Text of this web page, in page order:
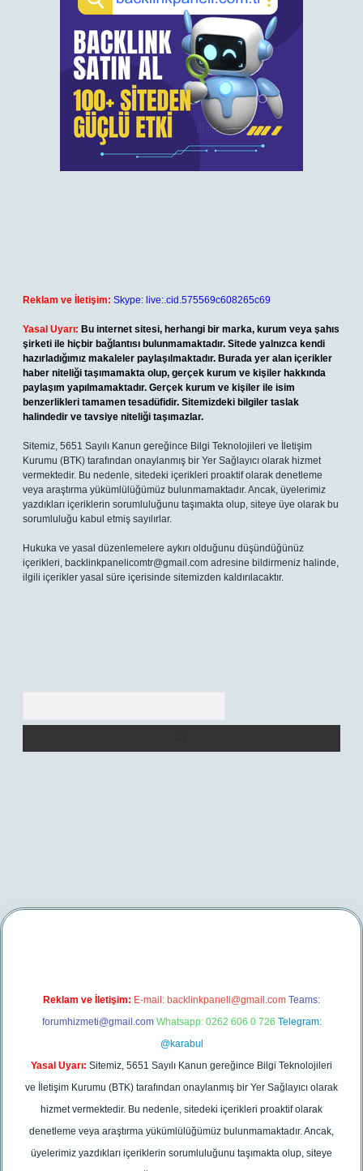
Reklam ve İletişim: Skype: live:.cid.575569c608265c69
Yasal Uyarı: Bu internet sitesi, herhangi bir marka, kurum veya şahıs
şirketi ile hiçbir bağlantısı bulunmamaktadır. Sitede yalnızca kendi
hazırladığımız makaleler paylaşılmaktadır. Burada yer alan içerikler
haber niteliği taşımamakta olup, gerçek kurum ve kişiler hakkında
paylaşım yapılmamaktadır. Gerçek kurum ve kişiler ile isim
benzerlikleri tamamen tesadüfidir. Sitemizdeki bilgiler taslak
halindedir ve tavsiye niteliği taşımazlar.
Sitemiz, 5651 Sayılı Kanun gereğince Bilgi Teknolojileri ve İletişim
Kurumu (BTK) tarafından onaylanmış bir Yer Sağlayıcı olarak hizmet
vermektedir. Bu nedenle, sitedeki içerikleri proaktif olarak denetleme
veya araştırma yükümlülüğümüz bulunmamaktadır. Ancak, üyelerimiz
yazdıkları içeriklerin sorumluluğunu taşımakta olup, siteye üye olarak bu
sorumluluğu kabul etmiş sayılırlar.
Hukuka ve yasal düzenlemelere aykırı olduğunu düşündüğünüz
içerikleri, backlinkpanelicomtr@gmail.com adresine bildirmeniz halinde,
ilgili içerikler yasal süre içerisinde sitemizden kaldırılacaktır.
betexper yeni giriş
Reklam ve İletişim: E-mail: backlinkpaneli@gmail.com Teams:
forumhizmeti@gmail.com Whatsapp: 0262 606 0 726 Telegram:
@karabul
Yasal Uyarı: Sitemiz, 5651 Sayılı Kanun gereğince Bilgi Teknolojileri
ve İletişim Kurumu (BTK) tarafından onaylanmış bir Yer Sağlayıcı olarak
hizmet vermektedir. Bu nedenle, sitedeki içerikleri proaktif olarak
denetleme veya araştırma yükümlülüğümüz bulunmamaktadır. Ancak,
üyelerimiz yazdıkları içeriklerin sorumluluğunu taşımakta olup, siteye